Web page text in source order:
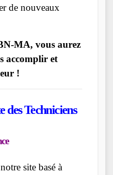
de nouveaux
MA, vous aurez
accomplir et
!
Techniciens
site basé à